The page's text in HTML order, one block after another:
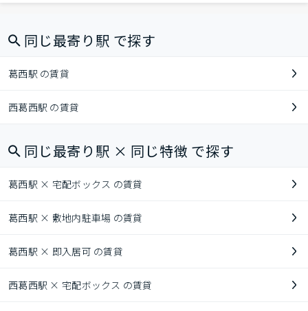
同じ最寄り駅 で探す
葛西駅 の賃貸
西葛西駅 の賃貸
同じ最寄り駅 × 同じ特徴 で探す
葛西駅 × 宅配ボックス の賃貸
葛西駅 × 敷地内駐車場 の賃貸
葛西駅 × 即入居可 の賃貸
西葛西駅 × 宅配ボックス の賃貸